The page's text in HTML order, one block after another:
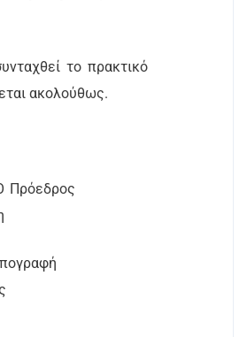
το πρακτικό
ακολούθως.
Πρόεδρος